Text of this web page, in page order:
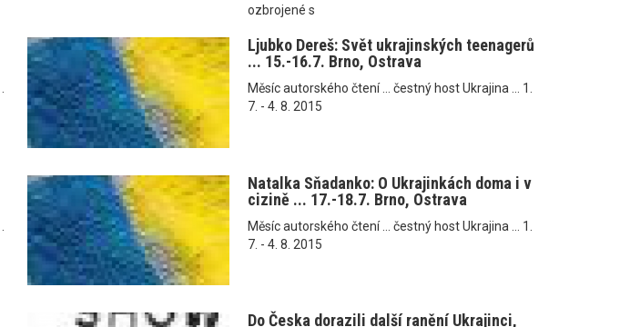
ozbrojené s
Ljubko Dereš: Svět ukrajinských teenagerů
... 15.-16.7. Brno, Ostrava
Měsíc autorského čtení ... čestný host Ukrajina ... 1.
7. - 4. 8. 2015
Natalka Sňadanko: O Ukrajinkách doma i v
cizině ... 17.-18.7. Brno, Ostrava
Měsíc autorského čtení ... čestný host Ukrajina ... 1.
7. - 4. 8. 2015
Do Česka dorazili další ranění Ukrajinci,